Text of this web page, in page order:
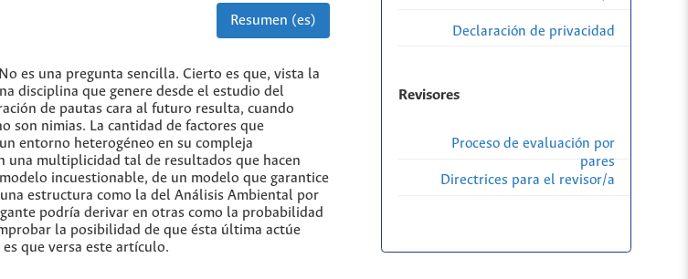
Resumen (es)
es una pregunta sencilla. Cierto es que, vista la
disciplina que genere desde el estudio del
de pautas cara al futuro resulta, cuando
son nimias. La cantidad de factores que
entorno heterogéneo en su compleja
una multiplicidad tal de resultados que hacen
incuestionable, de un modelo que garantice
estructura como la del Análisis Ambiental por
podría derivar en otras como la probabilidad
la posibilidad de que ésta última actúe
que versa este artículo.
Declaración de privacidad
Revisores
Proceso de evaluación por
pares
Directrices para el revisor/a